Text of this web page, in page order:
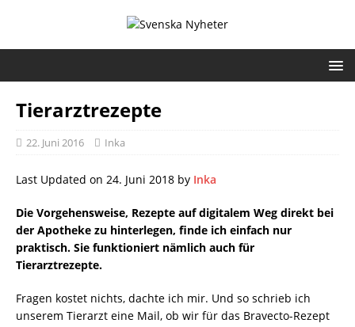
Tierarztrezepte
22. Juni 2016 Inka
Last Updated on 24. Juni 2018 by Inka
Die Vorgehensweise, Rezepte auf digitalem Weg direkt bei
der Apotheke zu hinterlegen, finde ich einfach nur
praktisch. Sie funktioniert nämlich auch für
Tierarztrezepte.
Fragen kostet nichts, dachte ich mir. Und so schrieb ich
unserem Tierarzt eine Mail, ob wir für das Bravecto-Rezept